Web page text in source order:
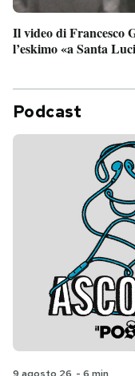
Il video di Francesco
l’eskimo «a Santa
Podcast
9 agosto 26 - 6 min